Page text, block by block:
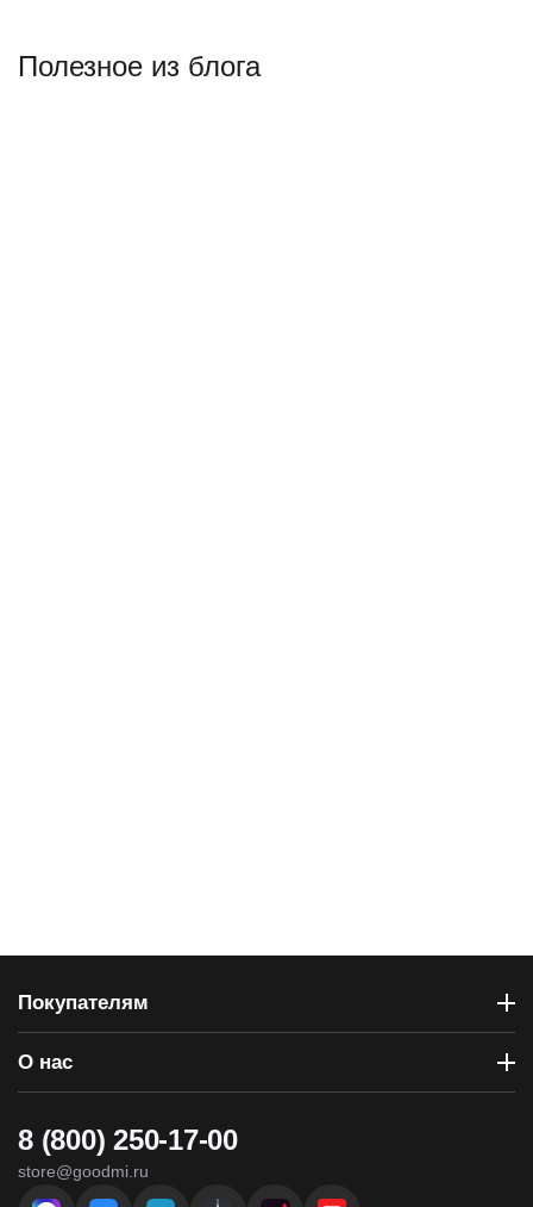
Полезное из блога
Покупателям
О нас
8 (800) 250-17-00
store@goodmi.ru